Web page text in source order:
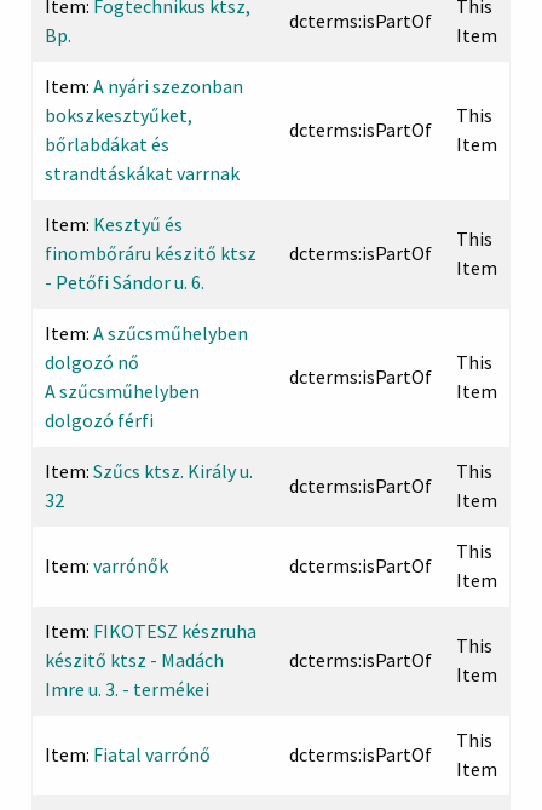
Item: Fogtechnikus ktsz,
Bp.
dcterms:isPartOf
This
Item
Item: A nyári szezonban
bokszkesztyűket,
bőrlabdákat és
strandtáskákat varrnak
dcterms:isPartOf
This
Item
Item: Kesztyű és
finombőráru készitő ktsz
- Petőfi Sándor u. 6.
dcterms:isPartOf
This
Item
Item: A szűcsműhelyben
dolgozó nő
A szűcsműhelyben
dolgozó férfi
dcterms:isPartOf
This
Item
Item: Szűcs ktsz. Király u.
32
dcterms:isPartOf
This
Item
Item: varrónők dcterms:isPartOf
This
Item
Item: FIKOTESZ készruha
készitő ktsz - Madách
Imre u. 3. - termékei
dcterms:isPartOf
This
Item
Item: Fiatal varrónő dcterms:isPartOf
This
Item